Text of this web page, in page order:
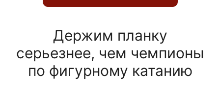
Держим планку
серьезнее, чем чемпионы
по фигурному катанию